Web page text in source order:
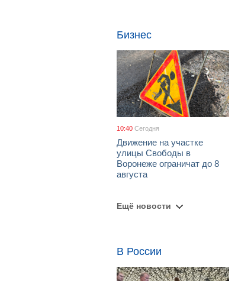
Бизнес
10:40 Сегодня
Движение на участке
улицы Свободы в
Воронеже ограничат до 8
августа
Ещё новости
В России